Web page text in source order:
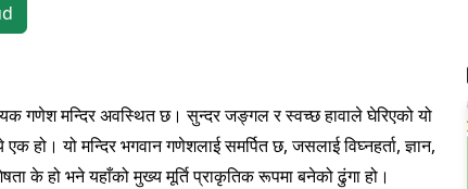
गणेश मन्दिर अवस्थित छ। सुन्दर जङ्गल र स्वच्छ हावाले घेरिएको यो
हो। यो मन्दिर भगवान गणेशलाई समर्पित छ, जसलाई विघ्नहर्ता, ज्ञान,
के हो भने यहाँको मुख्य मूर्ति प्राकृतिक रूपमा बनेको ढुंगा हो।